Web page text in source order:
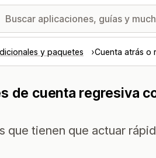
y paquetes Cuenta atrás o
de cuenta regresiva
que tienen que actuar